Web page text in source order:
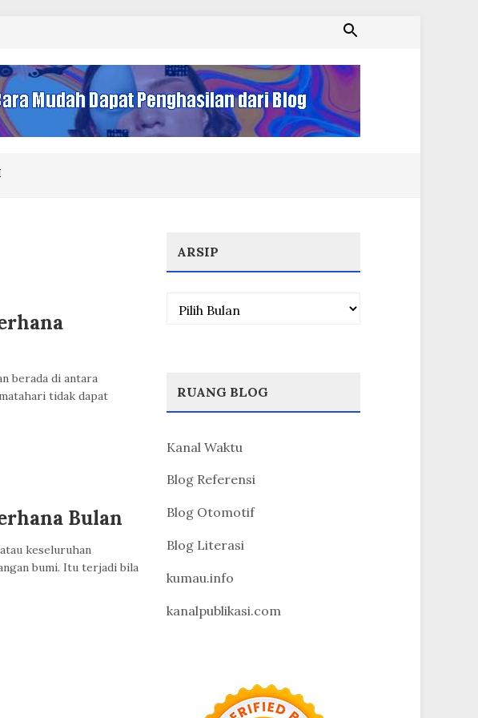
berada di antara
tidak dapat
Bulan
keseluruhan
bumi. Itu terjadi bila
ARSIP
Arsip
RUANG BLOG
Kanal Waktu
Blog Referensi
Blog Otomotif
Blog Literasi
kumau.info
kanalpublikasi.com